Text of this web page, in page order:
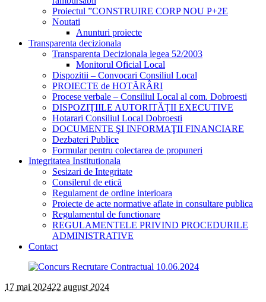
Proiectul ”CONSTRUIRE CORP NOU P+2E
Noutati
Anunturi proiecte
Transparenta decizionala
Transparenta Decizionala legea 52/2003
Monitorul Oficial Local
Dispozitii – Convocari Consiliul Local
PROIECTE de HOTĂRÂRI
Procese verbale – Consiliul Local al com. Dobroesti
DISPOZIŢIILE AUTORITĂŢII EXECUTIVE
Hotarari Consiliul Local Dobroesti
DOCUMENTE ŞI INFORMAŢII FINANCIARE
Dezbateri Publice
Formular pentru colectarea de propuneri
Integritatea Institutionala
Sesizari de Integritate
Consilerul de etică
Regulament de ordine interioara
Proiecte de acte normative aflate in consultare publica
Regulamentul de functionare
REGULAMENTELE PRIVIND PROCEDURILE
ADMINISTRATIVE
Contact
17 mai 202422 august 2024